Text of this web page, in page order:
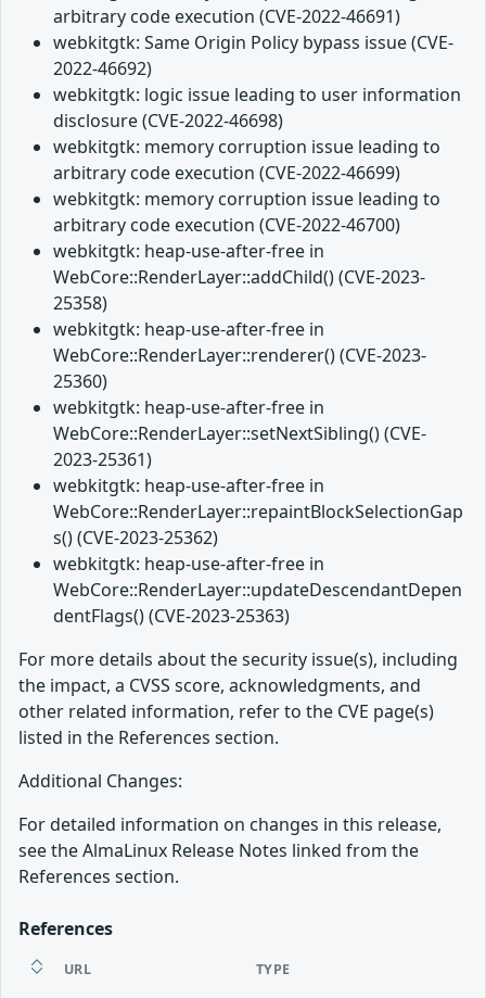
arbitrary code execution (CVE-2022-46691)
webkitgtk: Same Origin Policy bypass issue (CVE-
2022-46692)
webkitgtk: logic issue leading to user information
disclosure (CVE-2022-46698)
webkitgtk: memory corruption issue leading to
arbitrary code execution (CVE-2022-46699)
webkitgtk: memory corruption issue leading to
arbitrary code execution (CVE-2022-46700)
webkitgtk: heap-use-after-free in
WebCore::RenderLayer::addChild() (CVE-2023-
25358)
webkitgtk: heap-use-after-free in
WebCore::RenderLayer::renderer() (CVE-2023-
25360)
webkitgtk: heap-use-after-free in
WebCore::RenderLayer::setNextSibling() (CVE-
2023-25361)
webkitgtk: heap-use-after-free in
WebCore::RenderLayer::repaintBlockSelectionGap
s() (CVE-2023-25362)
webkitgtk: heap-use-after-free in
WebCore::RenderLayer::updateDescendantDepen
dentFlags() (CVE-2023-25363)
For more details about the security issue(s), including
the impact, a CVSS score, acknowledgments, and
other related information, refer to the CVE page(s)
listed in the References section.
Additional Changes:
For detailed information on changes in this release,
see the AlmaLinux Release Notes linked from the
References section.
References
URL TYPE